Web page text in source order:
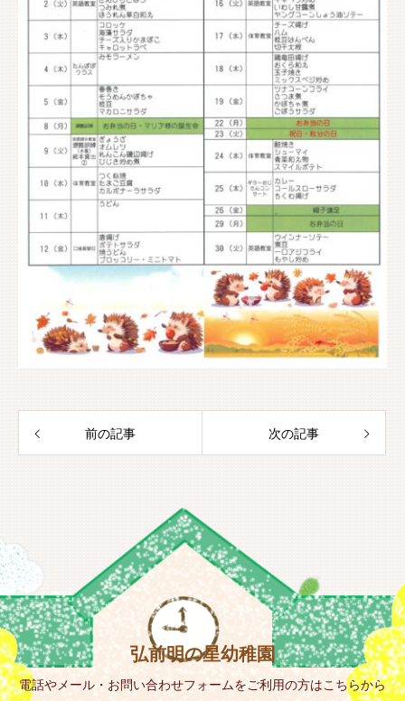
前の記事 次の記事
弘前明の星幼稚園
電話やメール・お問い合わせフォームをご利用の方はこちらから